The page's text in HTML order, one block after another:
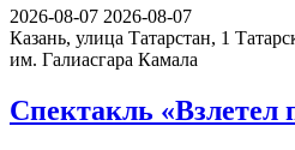
2026-08-07 2026-08-07
Казань, улица Татарстан, 1
им. Галиасгара Камала
Спектакль «Взлетел